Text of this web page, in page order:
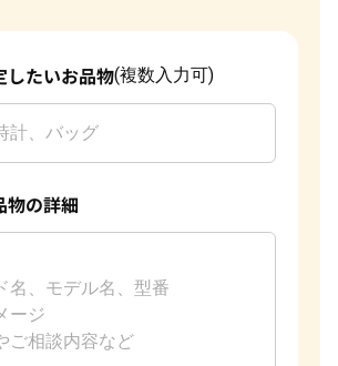
したいお品物(複数入力可)
物の詳細